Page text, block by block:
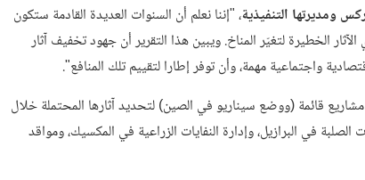
ومديرتها التنفيذية، "إننا نعلم أن السنوات العديدة القادمة ستكون
الخطيرة لتغيّر المناخ. ويبين هذا التقرير أن جهود تخفيف آثار
واجتماعية مهمة، وأن توفر إطارا لتقييم تلك المنافع".
قائمة (ووضع سيناريو في الصين) لتحديد آثارها المحتملة خلال
الصلبة في البرازيل، وإدارة النفايات الزراعية في المكسيك، ومواقد